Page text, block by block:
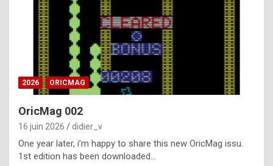
y
d
i
ff
i
l
t
2026 ORICMAG
OricMag 002
16 juin 2026 didier_v
One year later, i’m happy to share this new OricMag issu.
1st edition has been downloaded…